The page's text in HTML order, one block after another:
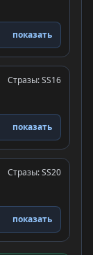
показать
Стразы: SS16
показать
Стразы: SS20
показать